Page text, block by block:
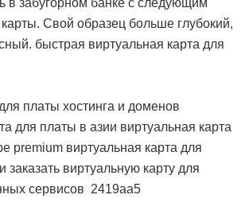
в забугорном банке с следующим
Свой образец больше глубокий,
быстрая виртуальная карта для
платы хостинга и доменов
для платы в азии виртуальная карта
premium виртуальная карта для
заказать виртуальную карту для
сервисов 2419aa5